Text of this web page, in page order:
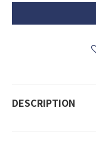
DESCRIPTION